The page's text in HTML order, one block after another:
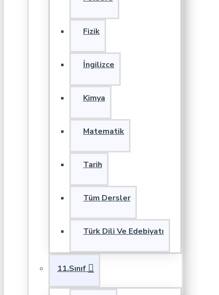
Fizik
İngilizce
Kimya
Matematik
Tarih
Tüm Dersler
Türk Dili Ve Edebiyatı
11.Sınıf